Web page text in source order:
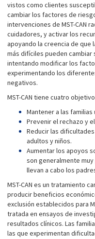
vistos como clientes
cambiar los factores de
intervenciones de MST-CAN
cuidadores, y activar los
apoyando la creencia de que
más difíciles pueden cambiar
intentando modificar los
experimentando los
negativos.
MST-CAN tiene cuatro
Mantener a las
Prevenir el rechazo y
Reducir las
adultos y niños.
Aumentar los apoyos
son generalmente
llevan a cabo los
MST-CAN es un tratamiento
producir beneficios
exclusión establecidos para
tratada en ensayos de
resultados clínicos. Las
las que experimentan